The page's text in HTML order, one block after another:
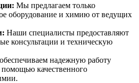
Мы предлагаем только
оборудование и химию от ведущих
Наши специалисты предоставляют
консультации и техническую
надежную работу
помощью качественного